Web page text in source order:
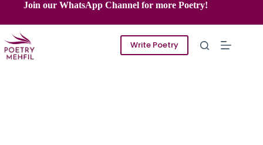
content
Join our WhatsApp Channel for more Poetry!
Write Poetry